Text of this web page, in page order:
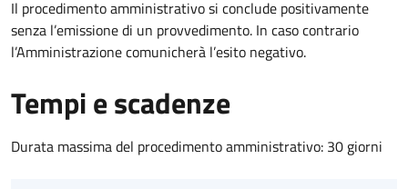
Il procedimento amministrativo si conclude positivamente
senza l’emissione di un provvedimento. In caso contrario
l’Amministrazione comunicherà l’esito negativo.
Tempi e scadenze
Durata massima del procedimento amministrativo: 30 giorni